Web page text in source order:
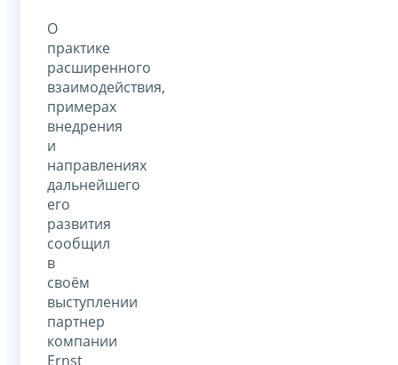
О
практике
расширенного
взаимодействия,
примерах
внедрения
и
направлениях
дальнейшего
его
развития
сообщил
в
своём
выступлении
партнер
компании
Ernst